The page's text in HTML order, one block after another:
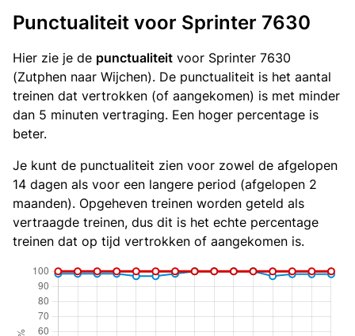
Punctualiteit voor Sprinter 7630
Hier zie je de punctualiteit voor Sprinter 7630
(Zutphen naar Wijchen). De punctualiteit is het aantal
treinen dat vertrokken (of aangekomen) is met minder
dan 5 minuten vertraging. Een hoger percentage is
beter.
Je kunt de punctualiteit zien voor zowel de afgelopen
14 dagen als voor een langere period (afgelopen 2
maanden). Opgeheven treinen worden geteld als
vertraagde treinen, dus dit is het echte percentage
treinen dat op tijd vertrokken of aangekomen is.